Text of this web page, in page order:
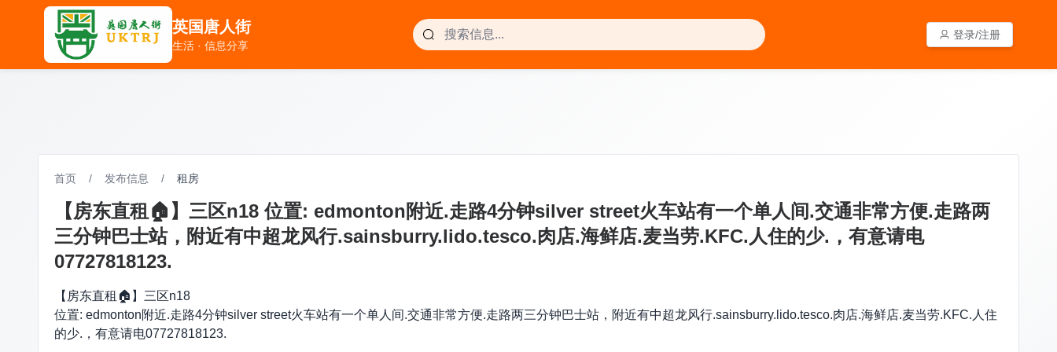
英国唐人街
生活 · 信息分享
登录/注册
英国唐人街
生活 · 信息分享
登录/注册
首页 / 发布信息 / 租房
【房东直租🏠】三区n18 位置: edmonton附近.走路4分钟silver street火车站有一个单人间.交通非常方便.走路两
三分钟巴士站，附近有中超龙风行.sainsburry.lido.tesco.肉店.海鲜店.麦当劳.KFC.人住的少.，有意请电
07727818123.
【房东直租🏠】三区n18
位置: edmonton附近.走路4分钟silver street火车站有一个单人间.交通非常方便.走路两三分钟巴士站，附近有中超龙风行.sainsburry.lido.tesco.肉店.海鲜店.麦当劳.KFC.人住
的少.，有意请电07727818123.